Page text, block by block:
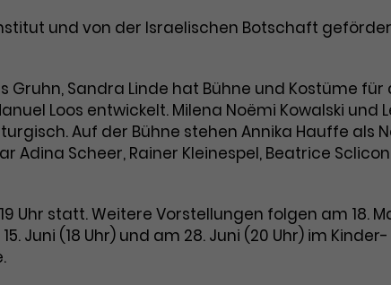
Informationen darüber zu
Besucher*innen eine Website
Website. Die erhobenen Daten
in anonymisierter Form die Anzahl
Besuche, die Quelle, aus der sie
und die besuchten Seiten.
Name _gat_UA-63561367-1
Anbieter Google Ads
Zweck
Dieses Cookie speichert
Werbeklicks und dient der
Conversions zu Google Ads-
Name _gcl_dc
und von der Israelischen Botschaft
Gruhn, Sandra Linde hat Bühne und Kostüme für
Loos entwickelt. Milena Noëmi Kowalski und
Auf der Bühne stehen Annika Hauffe als
Adina Scheer, Rainer Kleinespel, Beatrice
Uhr statt. Weitere Vorstellungen folgen am 18.
Juni (18 Uhr) und am 28. Juni (20 Uhr) im